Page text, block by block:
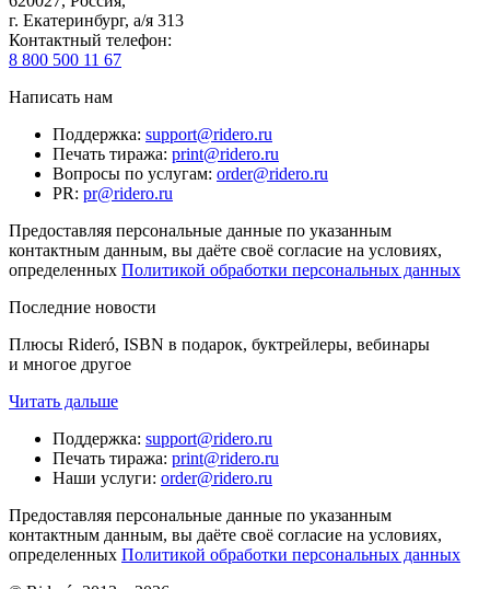
г. Екатеринбург, а/я 313
Контактный телефон:
8 800 500 11 67
Написать нам
Поддержка: support@ridero.ru
Печать тиража: print@ridero.ru
Вопросы по услугам: order@ridero.ru
PR: pr@ridero.ru
Предоставляя персональные данные по указанным
контактным данным, вы даёте своё согласие на условиях,
определенных Политикой обработки персональных данных
Последние новости
Плюсы Rideró, ISBN в подарок, буктрейлеры, вебинары
и многое другое
Читать дальше
Поддержка: support@ridero.ru
Печать тиража: print@ridero.ru
Наши услуги: order@ridero.ru
Предоставляя персональные данные по указанным
контактным данным, вы даёте своё согласие на условиях,
определенных Политикой обработки персональных данных